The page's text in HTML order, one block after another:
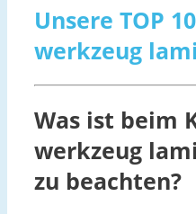
Unsere TOP
werkzeug
Was ist beim
werkzeug
zu beachten?